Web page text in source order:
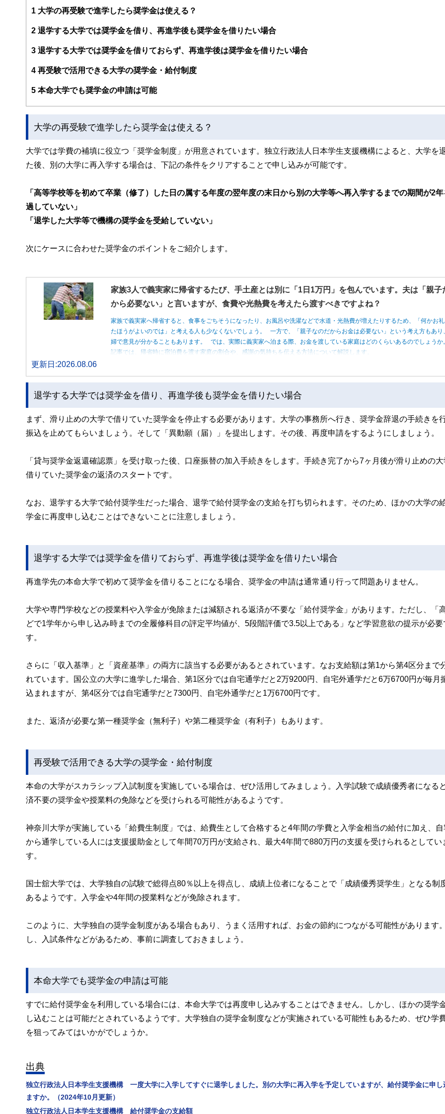
案から記事掲載まですべての工程に関わることで、読者目線のコンテンツを追求しています。
FinancialFieldの特徴は、ファイナンシャルプランナー、弁護士、税理士、宅地建物取引士、相続診断士、住宅ローンアドバイザー、DCプラン
ー、公認会計士、社会保険労務士、行政書士、投資アナリスト、キャリアコンサルタントなど150名以上の有資格者を執筆者・監修者として迎
と、読み応えのあるコンテンツと確かな情報発信を実現しています。
私たちは、快適でより良い生活のアイデアを提供するお金のコンシェルジュを目指します。
1 大学の再受験で進学したら奨学金は使える？
2 退学する大学では奨学金を借り、再進学後も奨学金を借りたい場合
3 退学する大学では奨学金を借りておらず、再進学後は奨学金を借りたい場合
4 再受験で活用できる大学の奨学金・給付制度
5 本命大学でも奨学金の申請は可能
大学の再受験で進学したら奨学金は使える？
大学では学費の補填に役立つ「奨学金制度」が用意されています。独立行政法人日本学生支援機構によると、大学を
た後、別の大学に再入学する場合は、下記の条件をクリアすることで申し込みが可能です。
「高等学校等を初めて卒業（修了）した日の属する年度の翌年度の末日から別の大学等へ再入学するまでの期間が2
過していない」
「退学した大学等で機構の奨学金を受給していない」
次にケースに合わせた奨学金のポイントをご紹介します。
家族3人で義実家に帰省するたび、手土産とは別に「1日1万円」を包んでいます。夫は「親子
から必要ない」と言いますが、食費や光熱費を考えたら渡すべきですよね？
家族で義実家へ帰省すると、食事をごちそうになったり、お風呂や洗濯などで水道・光熱費が増えたりするため、「何かお礼
たほうがよいのでは」と考える人も少なくないでしょう。 一方で、「親子なのだからお金は必要ない」という考え方もあり
婦で意見が分かることもあります。 では、実際に義実家へ泊まる際、お金を渡している家庭はどのくらいあるのでしょうか
記事では、帰省時に宿泊費を渡す家庭の割合や、感謝の気持ちを伝える方法について解説します。
更新日:2026.08.06
退学する大学では奨学金を借り、再進学後も奨学金を借りたい場合
まず、滑り止めの大学で借りていた奨学金を停止する必要があります。大学の事務所へ行き、奨学金辞退の手続きを行
振込を止めてもらいましょう。そして「異動願（届）」を提出します。その後、再度申請をするようにしましょう。
「貸与奨学金返還確認票」を受け取った後、口座振替の加入手続きをします。手続き完了から7ヶ月後が滑り止めの
借りていた奨学金の返済のスタートです。
なお、退学する大学で給付奨学生だった場合、退学で給付奨学金の支給を打ち切られます。そのため、ほかの大学の
学金に再度申し込むことはできないことに注意しましょう。
退学する大学では奨学金を借りておらず、再進学後は奨学金を借りたい場合
再進学先の本命大学で初めて奨学金を借りることになる場合、奨学金の申請は通常通り行って問題ありません。
大学や専門学校などの授業料や入学金が免除または減額される返済が不要な「給付奨学金」があります。ただし、「
どで1学年から申し込み時までの全履修科目の評定平均値が、5段階評価で3.5以上である」など学習意欲の提示が必要
す。
さらに「収入基準」と「資産基準」の両方に該当する必要があるとされています。なお支給額は第1から第4区分まで
れています。国公立の大学に進学した場合、第1区分では自宅通学だと2万9200円、自宅外通学だと6万6700円が毎月
込まれますが、第4区分では自宅通学だと7300円、自宅外通学だと1万6700円です。
また、返済が必要な第一種奨学金（無利子）や第二種奨学金（有利子）もあります。
再受験で活用できる大学の奨学金・給付制度
本命の大学がスカラシップ入試制度を実施している場合は、ぜひ活用してみましょう。入学試験で成績優秀者になる
済不要の奨学金や授業料の免除などを受けられる可能性があるようです。
神奈川大学が実施している「給費生制度」では、給費生として合格すると4年間の学費と入学金相当の給付に加え、自
から通学している人には支援援助金として年間70万円が支給され、最大4年間で880万円の支援を受けられるとしてい
す。
国士舘大学では、大学独自の試験で総得点80％以上を得点し、成績上位者になることで「成績優秀奨学生」となる制
あるようです。入学金や4年間の授業料などが免除されます。
このように、大学独自の奨学金制度がある場合もあり、うまく活用すれば、お金の節約につながる可能性があります
し、入試条件などがあるため、事前に調査しておきましょう。
本命大学でも奨学金の申請は可能
すでに給付奨学金を利用している場合には、本命大学では再度申し込みすることはできません。しかし、ほかの奨学
し込むことは可能だとされているようです。大学独自の奨学金制度などが実施されている可能性もあるため、ぜひ学
を狙ってみてはいかがでしょうか。
出典
独立行政法人日本学生支援機構 一度大学に入学してすぐに退学しました。別の大学に再入学を予定していますが、給付奨学金に申し
ますか。（2024年10月更新）
独立行政法人日本学生支援機構 給付奨学金の支給額